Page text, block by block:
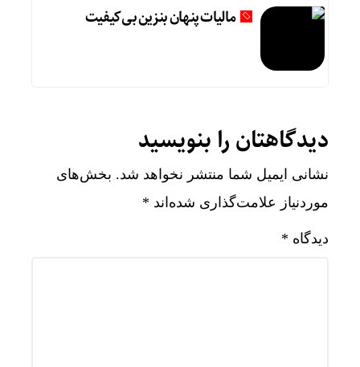
مالیات پنهان بنزین بی‌کیفیت
دیدگاهتان را بنویسید
نشانی ایمیل شما منتشر نخواهد شد. بخش‌های
موردنیاز علامت‌گذاری شده‌اند *
دیدگاه *